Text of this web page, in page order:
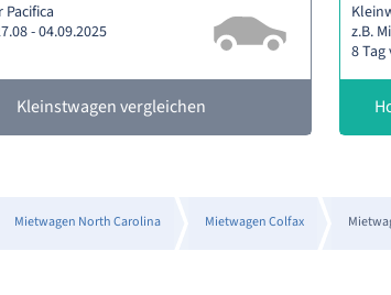
Pacifica
- 04.09.2025
Kleinstwagen vergleichen
z.B.
8 Tag
Mietwagen North Carolina Mietwagen Colfax